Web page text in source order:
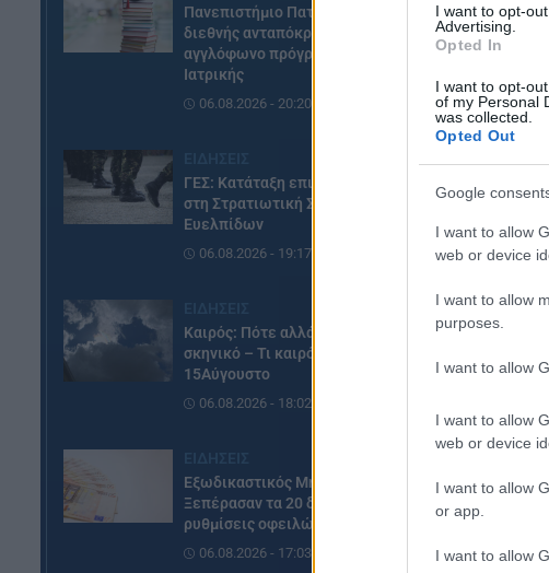
I want to opt-
Advertising.
Opted In
I want to opt-
of my Personal
was collected.
Opted Out
Google
I want to allow
web or device
I want to allow
purposes.
I want to allow
I want to allow
web or device
I want to allow
or app.
I want to allow
Πανεπιστήμιο Πατρών: Ισχυρή
διεθνής ανταπόκριση στο νέο
αγγλόφωνο πρόγραμμα
Ιατρικής
06.08.2026 - 20:20
ΓΕΣ: Κατάταξη επιτυχόντων
στη Στρατιωτική Σχολή
Ευελπίδων
06.08.2026 - 19:17
Καιρός: Πότε αλλάζει το
σκηνικό – Τι καιρό θα κάνει τον
15Αύγουστο
06.08.2026 - 18:02
Εξωδικαστικός Μηχανισμός:
Ξεπέρασαν τα 20 δισ. ευρώ οι
ρυθμίσεις οφειλών
06.08.2026 - 17:03
στις
να
Για